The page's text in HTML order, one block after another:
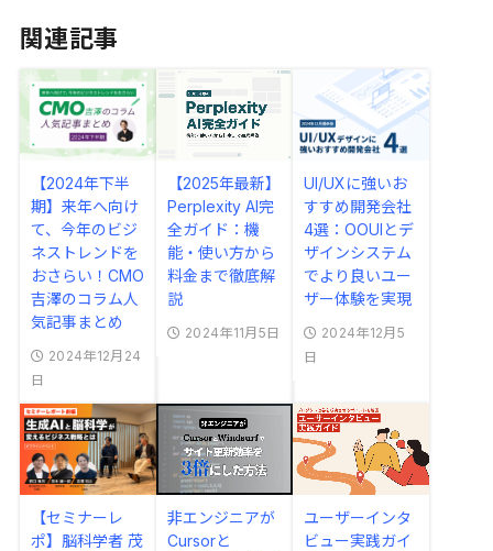
関連記事
【2024年下半
期】来年へ向け
て、今年のビジ
ネストレンドを
おさらい！CMO
吉澤のコラム人
気記事まとめ
2024年12月24
日
【2025年最新】
Perplexity AI完
全ガイド：機
能・使い方から
料金まで徹底解
説
2024年11月5日
UI/UXに強いお
すすめ開発会社
4選：OOUIとデ
ザインシステム
でより良いユー
ザー体験を実現
2024年12月5
日
【セミナーレ
ポ】脳科学者 茂
非エンジニアが
Cursorと
ユーザーインタ
ビュー実践ガイ